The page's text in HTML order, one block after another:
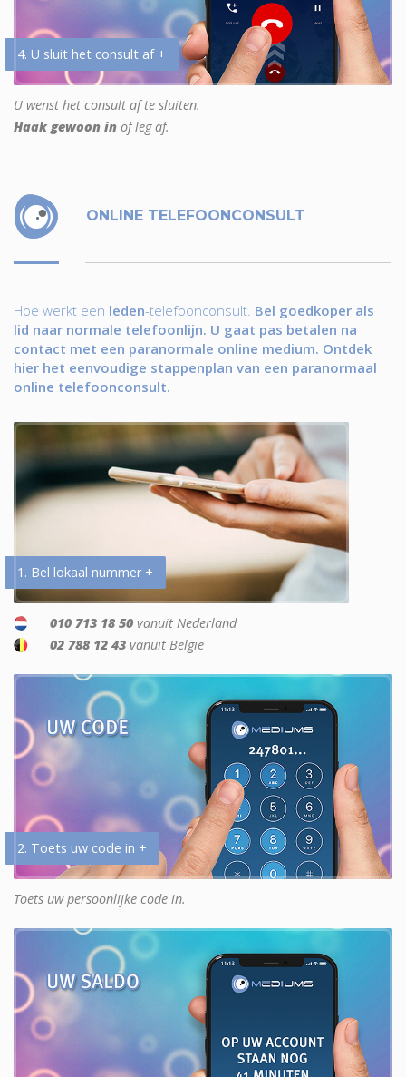
4. U sluit het consult af +
U wenst het consult af te sluiten.
Haak gewoon in of leg af.
ONLINE TELEFOONCONSULT
Hoe werkt een leden-telefoonconsult. Bel goedkoper als
lid naar normale telefoonlijn. U gaat pas betalen na
contact met een paranormale online medium. Ontdek
hier het eenvoudige stappenplan van een paranormaal
online telefoonconsult.
1. Bel lokaal nummer +
010 713 18 50 vanuit Nederland
02 788 12 43 vanuit België
2. Toets uw code in +
Toets uw persoonlijke code in.